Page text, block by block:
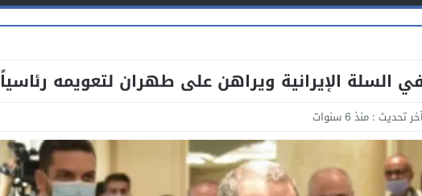
السلة الإيرانية ويراهن على طهران لتعويمه رئاسياً
تحديث : منذ 6 سنوات